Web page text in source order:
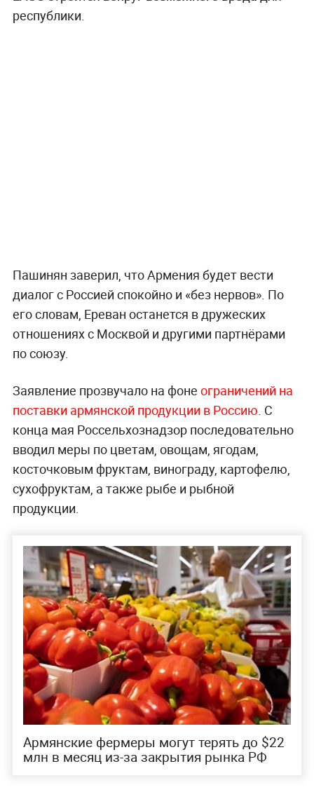
республики.
Пашинян заверил, что Армения будет вести
диалог с Россией спокойно и «без нервов». По
его словам, Ереван останется в дружеских
отношениях с Москвой и другими партнёрами
по союзу.
Заявление прозвучало на фоне ограничений на
поставки армянской продукции в Россию. С
конца мая Россельхознадзор последовательно
вводил меры по цветам, овощам, ягодам,
косточковым фруктам, винограду, картофелю,
сухофруктам, а также рыбе и рыбной
продукции.
Армянские фермеры могут терять до $22
млн в месяц из-за закрытия рынка РФ